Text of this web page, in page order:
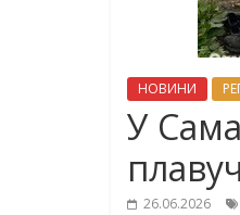
НОВИНИ
У
26.06.2026